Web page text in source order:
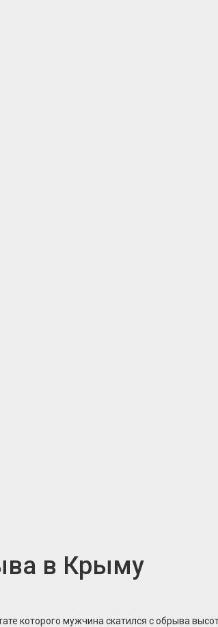
в Крыму
которого мужчина скатился с обрыва